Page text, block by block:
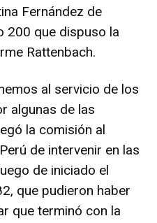
Fernández de
200 que dispuso la
Rattenbach.
al servicio de los
algunas de las
la comisión al
de intervenir en las
de iniciado el
que pudieron haber
que terminó con la